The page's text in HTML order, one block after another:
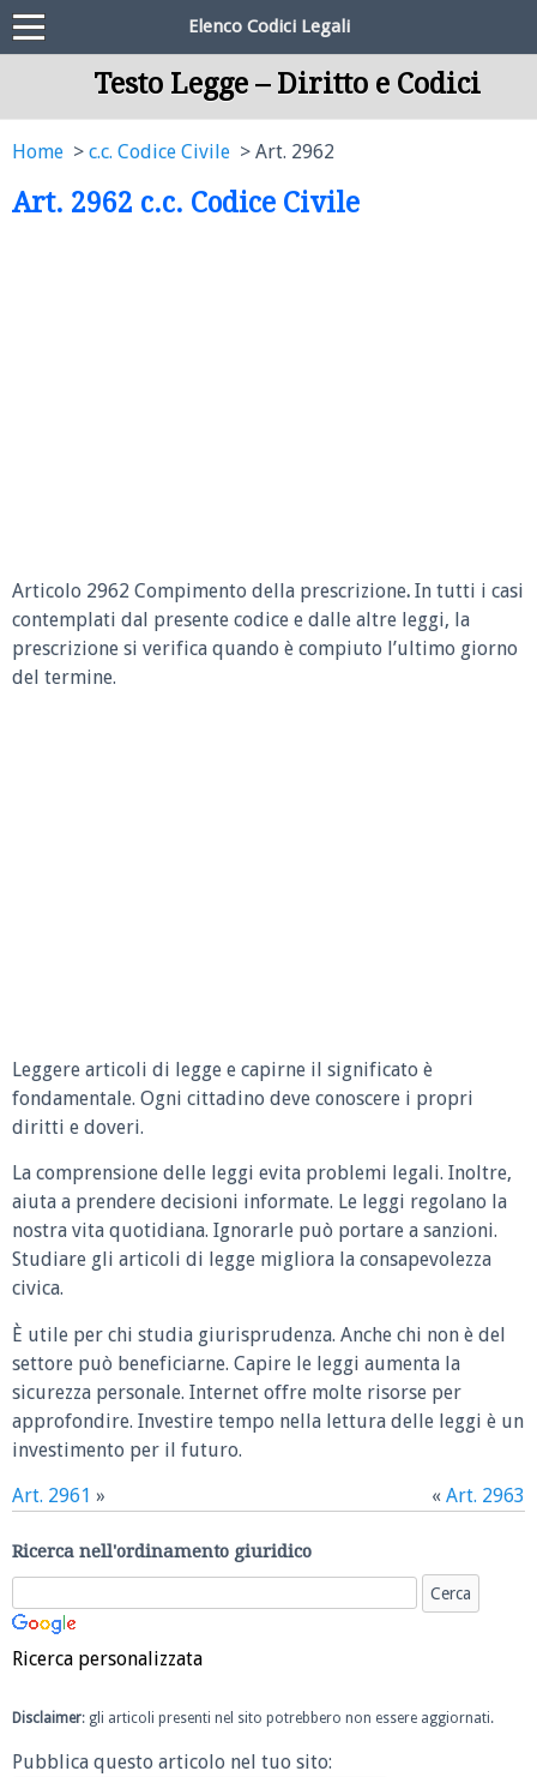
Elenco Codici Legali
Testo Legge – Diritto e Codici
Home c.c. Codice Civile Art. 2962
Art. 2962 c.c. Codice Civile
Articolo 2962 Compimento della prescrizione. In tutti i casi
contemplati dal presente codice e dalle altre leggi, la
prescrizione si verifica quando è compiuto l’ultimo giorno
del termine.
Leggere articoli di legge e capirne il significato è
fondamentale. Ogni cittadino deve conoscere i propri
diritti e doveri.
La comprensione delle leggi evita problemi legali. Inoltre,
aiuta a prendere decisioni informate. Le leggi regolano la
nostra vita quotidiana. Ignorarle può portare a sanzioni.
Studiare gli articoli di legge migliora la consapevolezza
civica.
È utile per chi studia giurisprudenza. Anche chi non è del
settore può beneficiarne. Capire le leggi aumenta la
sicurezza personale. Internet offre molte risorse per
approfondire. Investire tempo nella lettura delle leggi è un
investimento per il futuro.
Art. 2961 » « Art. 2963
Ricerca nell'ordinamento giuridico
Ricerca personalizzata
Disclaimer: gli articoli presenti nel sito potrebbero non essere aggiornati.
Pubblica questo articolo nel tuo sito: